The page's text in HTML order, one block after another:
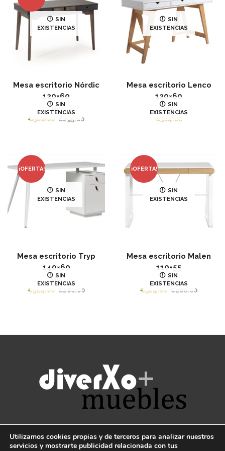
SIN
EXISTENCIAS
Mesa escritorio Nórdic
120×60
MK
€ 328.00 €295.00
SIN
EXISTENCIAS
SIN
EXISTENCIAS
Mesa escritorio Lenco
120×60
MK
€ 364.00
SIN
EXISTENCIAS
¡OFERTA!
SIN
EXISTENCIAS
Mesa escritorio Tryp
140×60
MK
€ 324.00 El
€280.00El
SIN
EXISTENCIAS
¡OFERTA!
SIN
EXISTENCIAS
Mesa escritorio Malen
110×55
MK
€ 324.00 €280.00
SIN
EXISTENCIAS
TE AYUDAMOS
Utilizamos cookies propias y de terceros para analizar nuestros
servicios y mostrarte publicidad relacionada con tus